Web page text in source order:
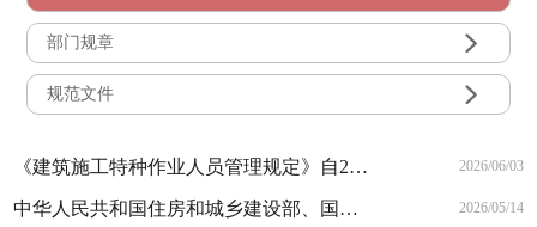
部门规章 
规范文件 
《建筑施工特种作业人员管理规定》自2026年6月1日起施行 2026/06/03
中华人民共和国住房和城乡建设部、国家档案局令第61号公布《城市建设档案管理规定》自2026年9月1日起施行 2026/05/14